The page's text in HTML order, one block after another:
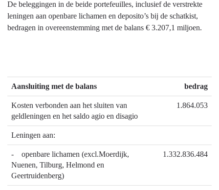
De beleggingen in de beide portefeuilles, inclusief de verstrekte
leningen aan openbare lichamen en deposito’s bij de schatkist,
bedragen in overeenstemming met de balans € 3.207,1 miljoen.
Aansluiting met de balans bedrag
Kosten verbonden aan het sluiten van
geldleningen en het saldo agio en disagio
1.864.053
Leningen aan:
- openbare lichamen (excl.Moerdijk,
Nuenen, Tilburg, Helmond en
Geertruidenberg)
1.332.836.484